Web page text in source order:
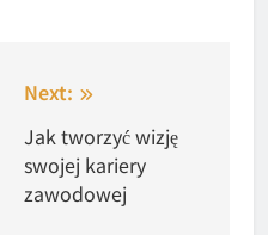
Next:
Jak tworzyć wizję
swojej kariery
zawodowej